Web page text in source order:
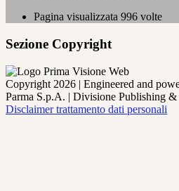
Pagina visualizzata 996 volte
Sezione Copyright
Copyright 2026 | Engineered and
Parma S.p.A. | Divisione Publishing
Disclaimer trattamento dati personali